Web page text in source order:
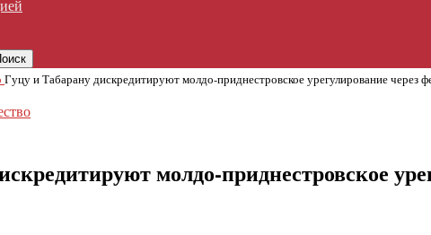
Гуцу и Табарану дискредитируют молдо-приднестровское урегулирование через
молдо-приднестровское